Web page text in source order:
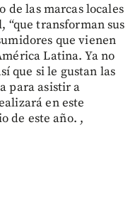
de las marcas locales
“que transforman sus
que vienen
Latina. Ya no
que si le gustan las
para asistir a
en este
de este año. ,